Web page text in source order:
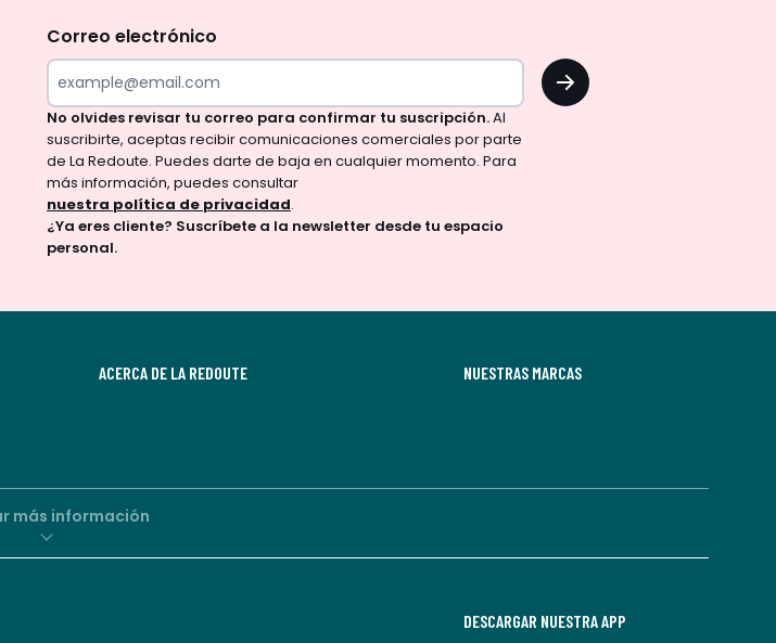
olvides
revisar
tu
correo
para
confirmar
tu
suscripción.
Al
aceptas
comunicaciones
parte
de
La
Correo electrónico
OK
No olvides revisar tu correo para confirmar tu suscripción.Al
suscribirte, aceptas recibir comunicaciones comerciales por parte
de La Redoute. Puedes darte de baja en cualquier momento. Para
más información, puedes consultar
nuestra política de privacidad.
¿Ya eres cliente? Suscríbete a la newsletter desde tu espacio
personal.
ACERCA DE LA REDOUTE NUESTRAS MARCAS
más información
DESCARGAR NUESTRA APP